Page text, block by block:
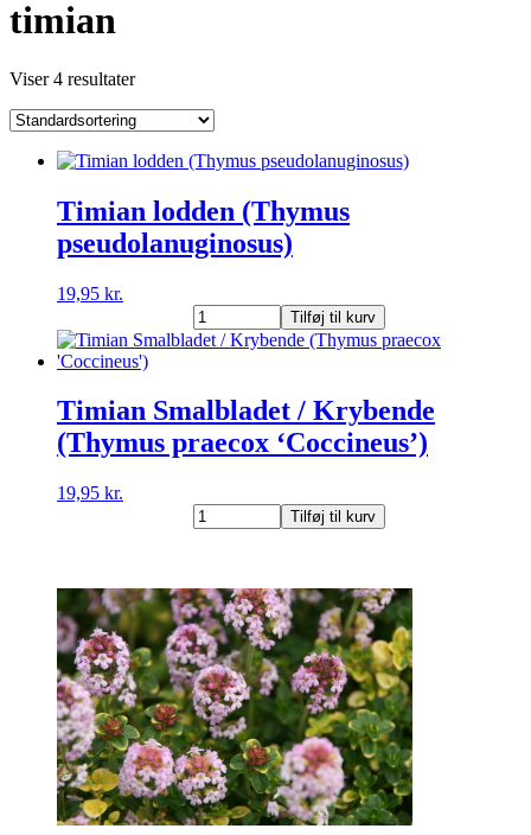
timian
Viser 4 resultater
Timian lodden (Thymus
pseudolanuginosus)
19,95 kr.
Timian
lodden
(Thymus
antal
Tilføj til kurv
Timian Smalbladet / Krybende
(Thymus praecox ‘Coccineus’)
19,95 kr.
Timian
Smalbladet
(Thymus
praecox
'Coccineus')
antal
Tilføj til kurv